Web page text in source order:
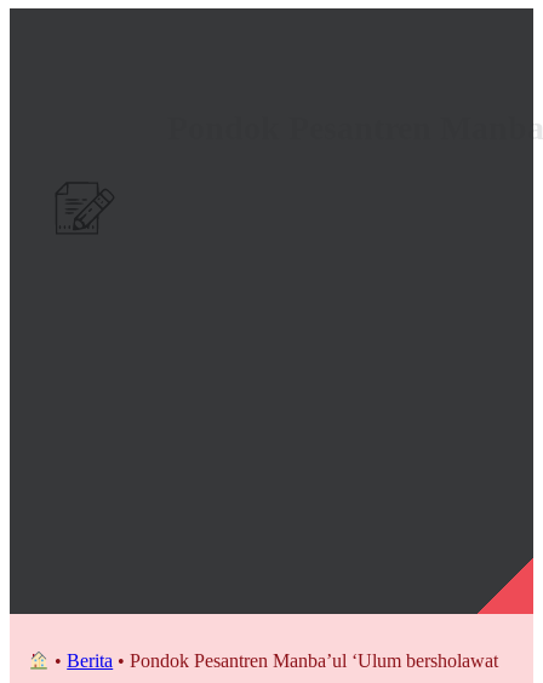
Pondok Pesantren
• Berita • Pondok Pesantren Manba’ul ‘Ulum bersholawat